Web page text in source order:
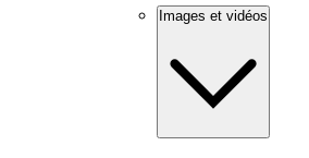
Images et vidéos